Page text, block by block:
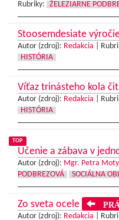
Rubriky:
ŽELEZIARNE
Stoosemdesiate
Autor (zdroj): Redakcia
HISTÓRIA
Víťaz trinásteho kola
Autor (zdroj): Redakcia
HISTÓRIA
TOP
Učenie a zábava v
Autor (zdroj): Mgr. Petra
PODBREZOVÁ
SOCIÁLNA
Zo sveta ocele
Autor (zdroj): Redakcia